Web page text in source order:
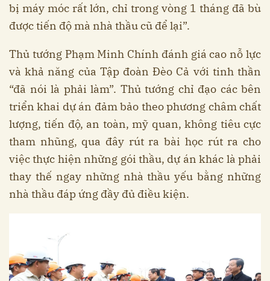
bị máy móc rất lớn, chỉ trong vòng 1 tháng đã bù
được tiến độ mà nhà thầu cũ để lại”.
Thủ tướng Phạm Minh Chính đánh giá cao nỗ lực
và khả năng của Tập đoàn Đèo Cả với tinh thần
“đã nói là phải làm”. Thủ tướng chỉ đạo các bên
triển khai dự án đảm bảo theo phương châm chất
lượng, tiến độ, an toàn, mỹ quan, không tiêu cực
tham nhũng, qua đây rút ra bài học rút ra cho
việc thực hiện những gói thầu, dự án khác là phải
thay thế ngay những nhà thầu yếu bằng những
nhà thầu đáp ứng đầy đủ điều kiện.